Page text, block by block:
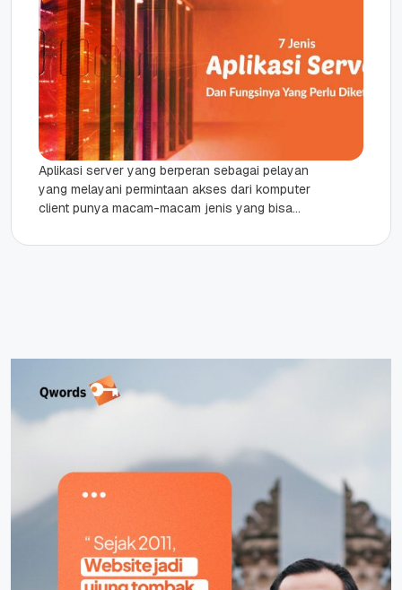
Aplikasi server yang berperan sebagai pelayan
yang melayani permintaan akses dari komputer
client punya macam-macam jenis yang bisa